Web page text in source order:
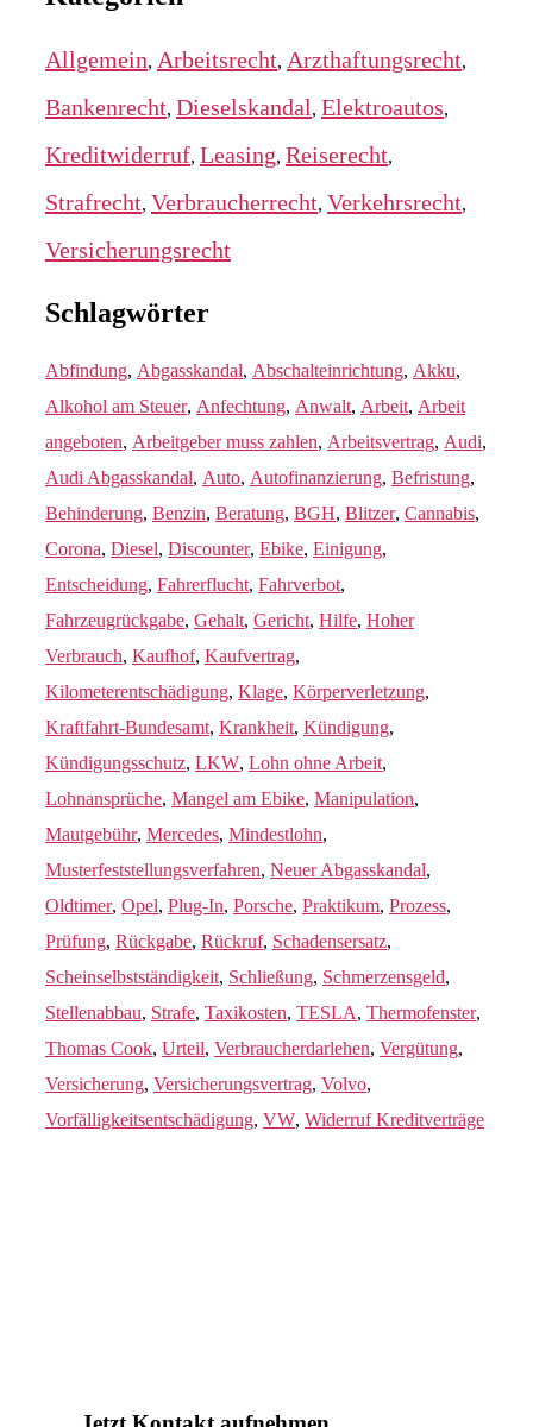
Allgemein, Arbeitsrecht, Arzthaftungsrecht,
Bankenrecht, Dieselskandal, Elektroautos,
Kreditwiderruf, Leasing, Reiserecht,
Strafrecht, Verbraucherrecht, Verkehrsrecht,
Versicherungsrecht
Schlagwörter
Abfindung, Abgasskandal, Abschalteinrichtung, Akku,
Alkohol am Steuer, Anfechtung, Anwalt, Arbeit, Arbeit
angeboten, Arbeitgeber muss zahlen, Arbeitsvertrag, Audi,
Audi Abgasskandal, Auto, Autofinanzierung, Befristung,
Behinderung, Benzin, Beratung, BGH, Blitzer, Cannabis,
Corona, Diesel, Discounter, Ebike, Einigung,
Entscheidung, Fahrerflucht, Fahrverbot,
Fahrzeugrückgabe, Gehalt, Gericht, Hilfe, Hoher
Verbrauch, Kaufhof, Kaufvertrag,
Kilometerentschädigung, Klage, Körperverletzung,
Kraftfahrt-Bundesamt, Krankheit, Kündigung,
Kündigungsschutz, LKW, Lohn ohne Arbeit,
Lohnansprüche, Mangel am Ebike, Manipulation,
Mautgebühr, Mercedes, Mindestlohn,
Musterfeststellungsverfahren, Neuer Abgasskandal,
Oldtimer, Opel, Plug-In, Porsche, Praktikum, Prozess,
Prüfung, Rückgabe, Rückruf, Schadensersatz,
Scheinselbstständigkeit, Schließung, Schmerzensgeld,
Stellenabbau, Strafe, Taxikosten, TESLA, Thermofenster,
Thomas Cook, Urteil, Verbraucherdarlehen, Vergütung,
Versicherung, Versicherungsvertrag, Volvo,
Vorfälligkeitsentschädigung, VW, Widerruf Kreditverträge